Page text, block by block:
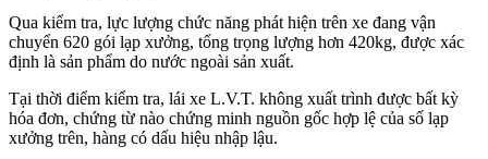
Qua kiểm tra, lực lượng chức năng phát hiện trên xe đang vận
chuyển 620 gói lạp xưởng, tổng trọng lượng hơn 420kg, được xác
định là sản phẩm do nước ngoài sản xuất.
Tại thời điểm kiểm tra, lái xe L.V.T. không xuất trình được bất kỳ
hóa đơn, chứng từ nào chứng minh nguồn gốc hợp lệ của số lạp
xưởng trên, hàng có dấu hiệu nhập lậu.